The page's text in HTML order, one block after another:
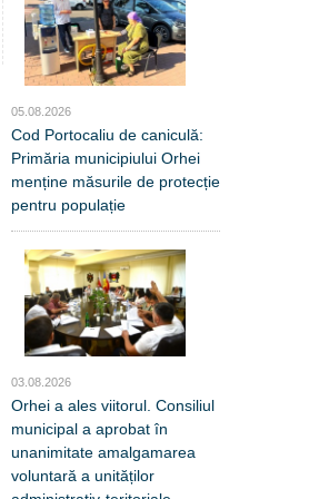
05.08.2026
Cod Portocaliu de caniculă:
Primăria municipiului Orhei
menține măsurile de protecție
pentru populație
03.08.2026
Orhei a ales viitorul. Consiliul
municipal a aprobat în
unanimitate amalgamarea
voluntară a unităților